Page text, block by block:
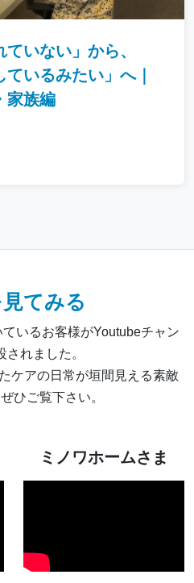
ていない」から、
ているみたい」へ｜
家族編
てみる
いるお客様がYoutubeチャン
されました。
ケアの日常が垣間見える素敵
ひご覧下さい。
ミノワホームさま